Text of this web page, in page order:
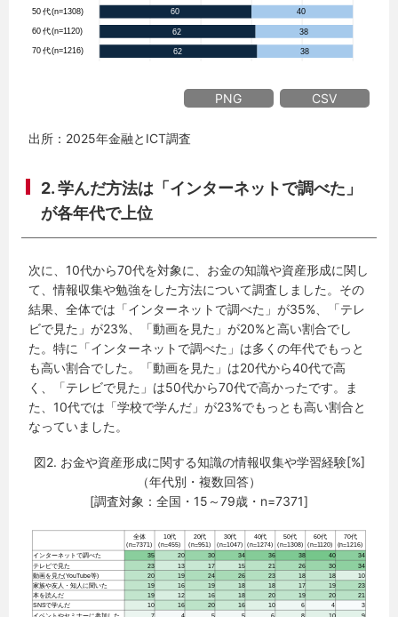
PNG CSV
出所：2025年金融とICT調査
2. 学んだ方法は「インターネットで調べた」
が各年代で上位
次に、10代から70代を対象に、お金の知識や資産形成に関し
て、情報収集や勉強をした方法について調査しました。その
結果、全体では「インターネットで調べた」が35%、「テレ
ビで見た」が23%、「動画を見た」が20%と高い割合でし
た。特に「インターネットで調べた」は多くの年代でもっと
も高い割合でした。「動画を見た」は20代から40代で高
く、「テレビで見た」は50代から70代で高かったです。ま
た、10代では「学校で学んだ」が23%でもっとも高い割合と
なっていました。
図2. お金や資産形成に関する知識の情報収集や学習経験[%]
（年代別・複数回答）
[調査対象：全国・15～79歳・n=7371]